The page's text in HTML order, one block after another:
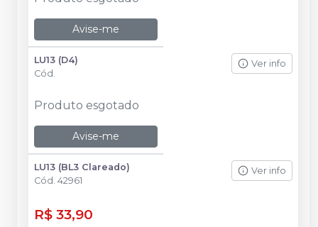
Avise-me
LU13 (D4)
Cód.
Ver info
Produto esgotado
Avise-me
LU13 (BL3 Clareado)
Cód. 42961
Ver info
R$ 33,90